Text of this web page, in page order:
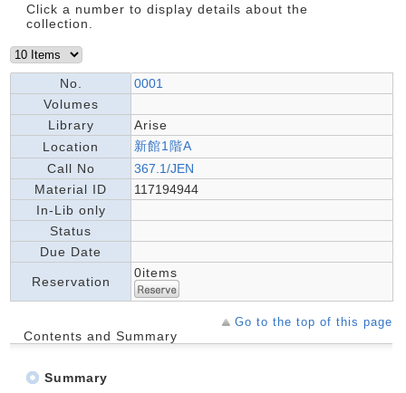
Click a number to display details about the
collection.
No.
0001
Volumes
Library
Arise
Location
新館1階A
Call No
367.1/JEN
Material ID
117194944
In-Lib only
Status
Due Date
Reservation
0items
Go to the top of this page
Contents and Summary
Summary